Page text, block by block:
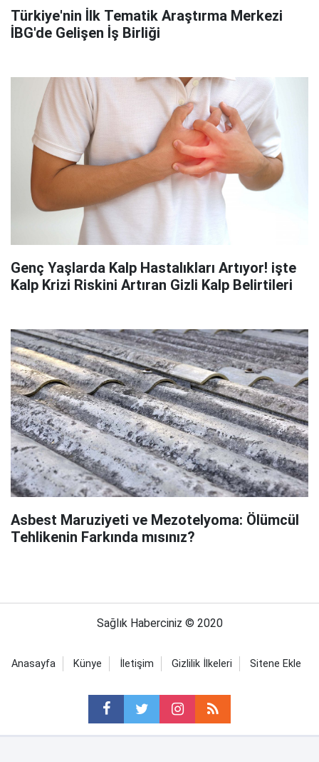
Türkiye'nin İlk Tematik Araştırma Merkezi
İBG'de Gelişen İş Birliği
Genç Yaşlarda Kalp Hastalıkları Artıyor! işte
Kalp Krizi Riskini Artıran Gizli Kalp Belirtileri
Asbest Maruziyeti ve Mezotelyoma: Ölümcül
Tehlikenin Farkında mısınız?
Sağlık Haberciniz © 2020
Anasayfa Künye İletişim Gizlilik İlkeleri Sitene Ekle